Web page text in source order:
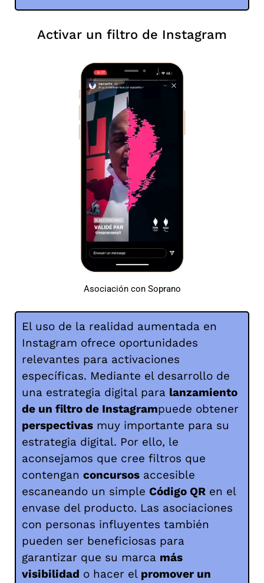
Activar un filtro de Instagram
Asociación con Soprano
El uso de la realidad aumentada en
Instagram ofrece oportunidades
relevantes para activaciones
específicas. Mediante el desarrollo de
una estrategia digital para lanzamiento
de un filtro de Instagrampuede obtener
perspectivas muy importante para su
estrategia digital. Por ello, le
aconsejamos que cree filtros que
contengan concursos accesible
escaneando un simple Código QR en el
envase del producto. Las asociaciones
con personas influyentes también
pueden ser beneficiosas para
garantizar que su marca más
visibilidad o hacer el promover un